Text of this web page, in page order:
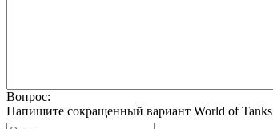
Вопрос:
Напишите сокращенный вариант World of Tanks